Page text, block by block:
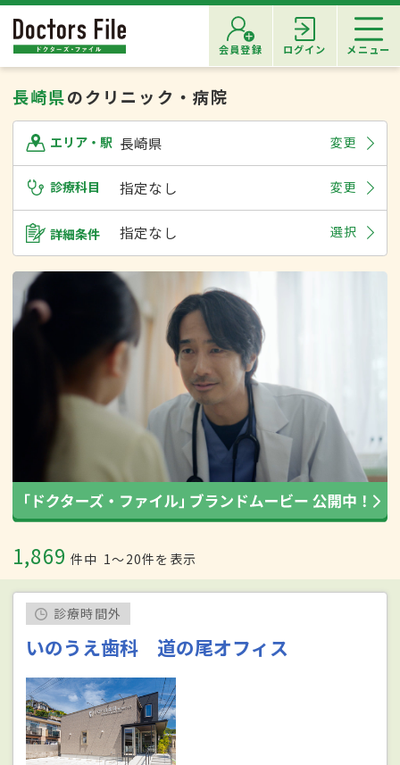
会員登録 ログイン メニュー
長崎県のクリニック・病院
エリア・駅 長崎県 変更
診療科目 指定なし 変更
詳細条件 指定なし 選択
1,869 件中 1〜20件を表示
診療時間外
いのうえ歯科 道の尾オフィス